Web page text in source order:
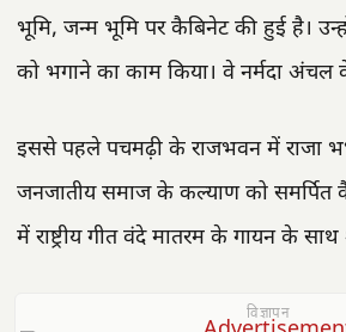
भूमि, जन्म भूमि पर कैबिनेट की हुई है।
को भगाने का काम किया। वे नर्मदा अंचल
इससे पहले पचमढ़ी के राजभवन में राजा
जनजातीय समाज के कल्याण को समर्पित
में राष्ट्रीय गीत वंदे मातरम के गायन के
विज्ञापन